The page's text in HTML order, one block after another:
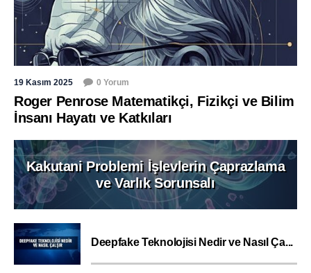
19 Kasım 2025 0 Yorum
Roger Penrose Matematikçi, Fizikçi ve Bilim
İnsanı Hayatı ve Katkıları
Kakutani Problemi İşlevlerin Çaprazlama
ve Varlık Sorunsalı
Deepfake Teknolojisi Nedir ve Nasıl Ça...